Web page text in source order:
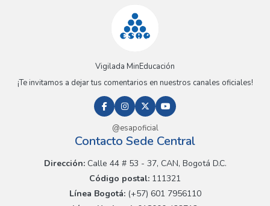
Vigilada MinEducación
¡Te invitamos a dejar tus comentarios en nuestros canales oficiales!
@esapoficial
Contacto Sede Central
Dirección:Calle 44 # 53 - 37, CAN, Bogotá D.C.
Código postal: 111321
Línea Bogotá:(+57) 601 7956110